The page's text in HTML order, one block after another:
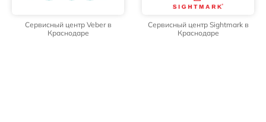
Сервисный центр Veber в
Краснодаре
Сервисный центр Sightmark в
Краснодаре